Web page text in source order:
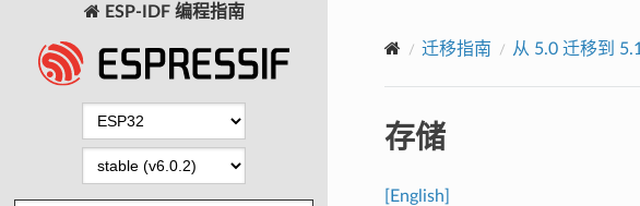
ESP-IDF 编程指南
迁移指南 从 5.0 迁移到 5.1
存储
[English]